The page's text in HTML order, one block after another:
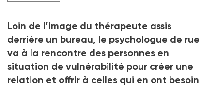
Loin de l’image du thérapeute assis
derrière un bureau, le psychologue de rue
va à la rencontre des personnes en
situation de vulnérabilité pour créer une
relation et offrir à celles qui en ont besoin